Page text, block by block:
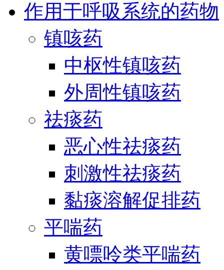
作用于呼吸系统的药物
镇咳药
中枢性镇咳药
外周性镇咳药
祛痰药
恶心性祛痰药
刺激性祛痰药
黏痰溶解促排药
平喘药
黄嘌呤类平喘药